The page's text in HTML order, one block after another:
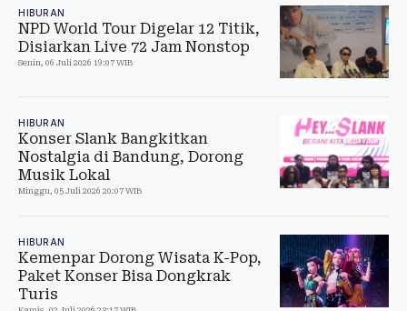
HIBURAN
NPD World Tour Digelar 12 Titik,
Disiarkan Live 72 Jam Nonstop
Senin, 06 Juli 2026 19:07 WIB
HIBURAN
Konser Slank Bangkitkan
Nostalgia di Bandung, Dorong
Musik Lokal
Minggu, 05 Juli 2026 20:07 WIB
HIBURAN
Kemenpar Dorong Wisata K-Pop,
Paket Konser Bisa Dongkrak
Turis